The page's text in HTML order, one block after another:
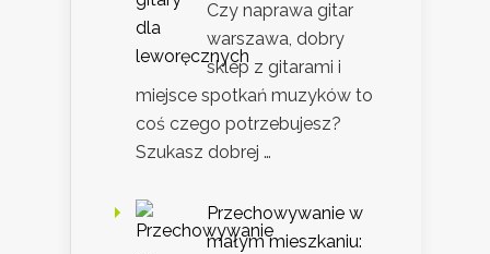
Czy naprawa gitar
warszawa, dobry
sklep z gitarami i
miejsce spotkań muzyków to
coś czego potrzebujesz?
Szukasz dobrej …
Przechowywanie w
małym mieszkaniu: